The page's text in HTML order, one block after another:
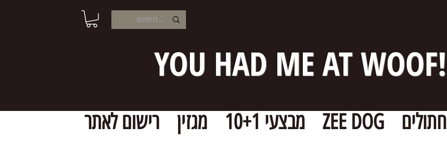
YOU HAD ME AT WOOF!
חתולים ZEE DOG מבצעי 10+1 מגזין רישום לאתר